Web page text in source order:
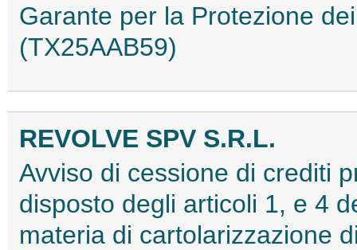
Garante per la Protezione
(TX25AAB59)
REVOLVE SPV S.R.L.
Avviso di cessione di crediti
disposto degli articoli 1, e 4
materia di cartolarizzazione